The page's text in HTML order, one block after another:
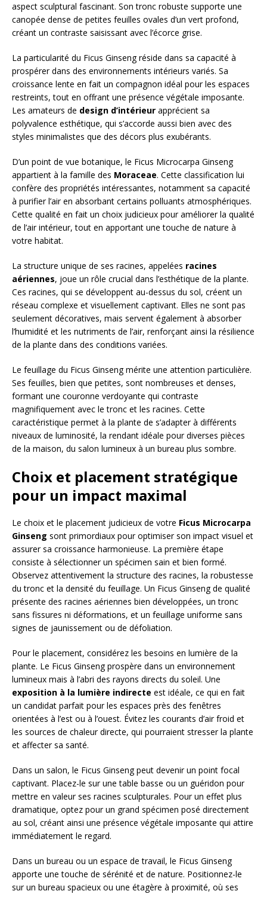
aspect sculptural fascinant. Son tronc robuste supporte une
canopée dense de petites feuilles ovales d’un vert profond,
créant un contraste saisissant avec l’écorce grise.
La particularité du Ficus Ginseng réside dans sa capacité à
prospérer dans des environnements intérieurs variés. Sa
croissance lente en fait un compagnon idéal pour les espaces
restreints, tout en offrant une présence végétale imposante.
Les amateurs de design d’intérieur apprécient sa
polyvalence esthétique, qui s’accorde aussi bien avec des
styles minimalistes que des décors plus exubérants.
D’un point de vue botanique, le Ficus Microcarpa Ginseng
appartient à la famille des Moraceae. Cette classification lui
confère des propriétés intéressantes, notamment sa capacité
à purifier l’air en absorbant certains polluants atmosphériques.
Cette qualité en fait un choix judicieux pour améliorer la qualité
de l’air intérieur, tout en apportant une touche de nature à
votre habitat.
La structure unique de ses racines, appelées racines
aériennes, joue un rôle crucial dans l’esthétique de la plante.
Ces racines, qui se développent au-dessus du sol, créent un
réseau complexe et visuellement captivant. Elles ne sont pas
seulement décoratives, mais servent également à absorber
l’humidité et les nutriments de l’air, renforçant ainsi la résilience
de la plante dans des conditions variées.
Le feuillage du Ficus Ginseng mérite une attention particulière.
Ses feuilles, bien que petites, sont nombreuses et denses,
formant une couronne verdoyante qui contraste
magnifiquement avec le tronc et les racines. Cette
caractéristique permet à la plante de s’adapter à différents
niveaux de luminosité, la rendant idéale pour diverses pièces
de la maison, du salon lumineux à un bureau plus sombre.
Choix et placement stratégique
pour un impact maximal
Le choix et le placement judicieux de votre Ficus Microcarpa
Ginseng sont primordiaux pour optimiser son impact visuel et
assurer sa croissance harmonieuse. La première étape
consiste à sélectionner un spécimen sain et bien formé.
Observez attentivement la structure des racines, la robustesse
du tronc et la densité du feuillage. Un Ficus Ginseng de qualité
présente des racines aériennes bien développées, un tronc
sans fissures ni déformations, et un feuillage uniforme sans
signes de jaunissement ou de défoliation.
Pour le placement, considérez les besoins en lumière de la
plante. Le Ficus Ginseng prospère dans un environnement
lumineux mais à l’abri des rayons directs du soleil. Une
exposition à la lumière indirecte est idéale, ce qui en fait
un candidat parfait pour les espaces près des fenêtres
orientées à l’est ou à l’ouest. Évitez les courants d’air froid et
les sources de chaleur directe, qui pourraient stresser la plante
et affecter sa santé.
Dans un salon, le Ficus Ginseng peut devenir un point focal
captivant. Placez-le sur une table basse ou un guéridon pour
mettre en valeur ses racines sculpturales. Pour un effet plus
dramatique, optez pour un grand spécimen posé directement
au sol, créant ainsi une présence végétale imposante qui attire
immédiatement le regard.
Dans un bureau ou un espace de travail, le Ficus Ginseng
apporte une touche de sérénité et de nature. Positionnez-le
sur un bureau spacieux ou une étagère à proximité, où ses